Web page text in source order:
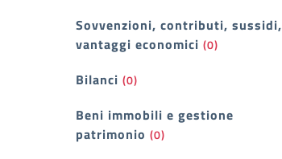
Sovvenzioni, contributi, sussidi,
vantaggi economici (0)
Bilanci (0)
Beni immobili e gestione
patrimonio (0)